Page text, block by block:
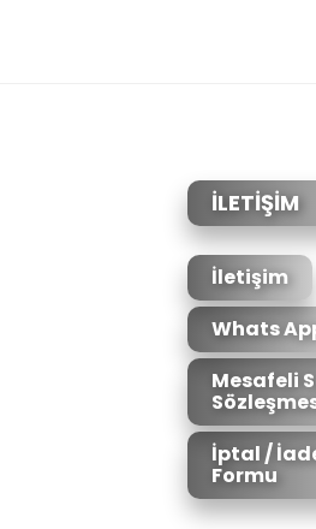
pahalı.
olmalı.
İLETİŞİM
İletişim
Whats
Mesafeli
İptal /
Formu